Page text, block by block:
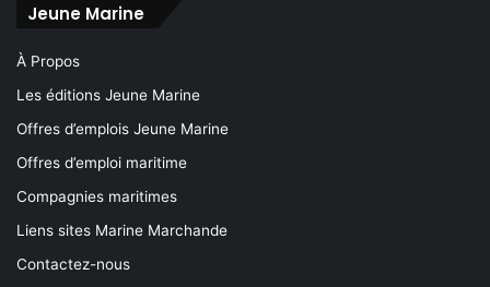
Jeune Marine
À Propos
Les éditions Jeune Marine
Offres d’emplois Jeune Marine
Offres d’emploi maritime
Compagnies maritimes
Liens sites Marine Marchande
Contactez-nous